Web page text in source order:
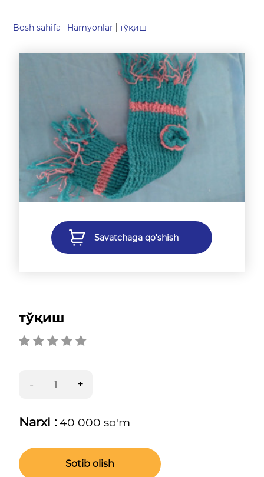
Bosh sahifa Hamyonlar тўқиш
Savatchaga qo'shish
тўқиш
Narxi :40 000 so'm
Sotib olish